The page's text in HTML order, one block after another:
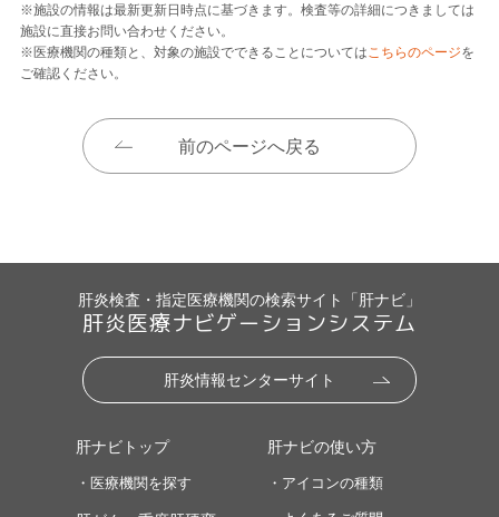
※施設の情報は最新更新日時点に基づきます。検査等の詳細につきましては
施設に直接お問い合わせください。
※医療機関の種類と、対象の施設でできることについてはこちらのページを
ご確認ください。
前のページへ戻る
肝炎検査・指定医療機関の検索サイト「肝ナビ」
肝炎医療ナビゲーションシステム
肝炎情報センターサイト
肝ナビトップ
・医療機関を探す
肝ナビの使い方
・アイコンの種類